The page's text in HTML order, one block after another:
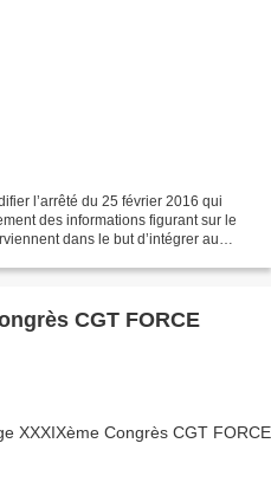
l’arrêté du 25 février 2016 qui
des informations figurant sur le
dans le but d’intégrer au
CGT FORCE